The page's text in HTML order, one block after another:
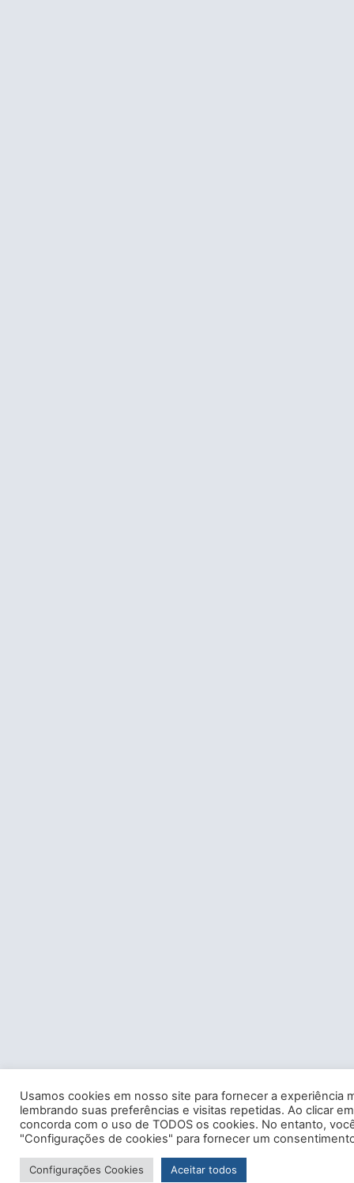
Usamos cookies em nosso site para fornecer a experiência
lembrando suas preferências e visitas repetidas. Ao clicar
concorda com o uso de TODOS os cookies. No entanto,
"Configurações de cookies" para fornecer um
Configurações Cookies Aceitar todos